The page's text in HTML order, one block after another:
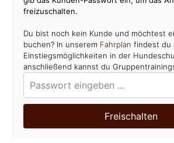
freizuschalten.
Du bist noch kein Kunde und möchtest
buchen? In unserem Fahrplan findest du
Einstiegsmöglichkeiten in der
anschließend kannst du
Freischalten